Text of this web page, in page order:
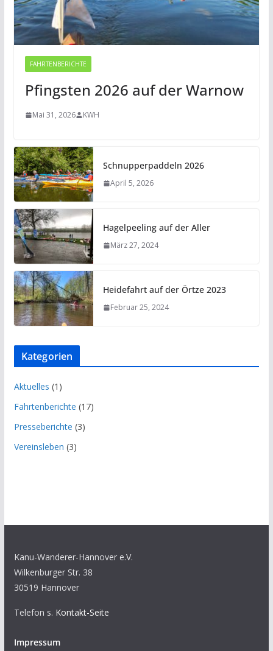
FAHRTENBERICHTE
Pfingsten 2026 auf der Warnow
Mai 31, 2026 KWH
Schnupperpaddeln 2026
April 5, 2026
Hagelpeeling auf der Aller
März 27, 2024
Heidefahrt auf der Örtze 2023
Februar 25, 2024
Kategorien
Aktuelles (1)
Fahrtenberichte (17)
Presseberichte (3)
Vereinsleben (3)
Kanu-Wanderer-Hannover e.V.
Wilkenburger Str. 38
30519 Hannover
Telefon s. Kontakt-Seite
Impressum